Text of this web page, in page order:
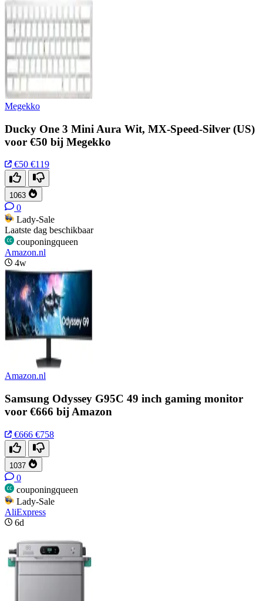
Megekko
Ducky One 3 Mini Aura Wit, MX-Speed-Silver (US)
voor €50 bij Megekko
€50 €119
1063
0
Lady-Sale
Laatste dag beschikbaar
couponingqueen
Amazon.nl
4w
Amazon.nl
Samsung Odyssey G95C 49 inch gaming monitor
voor €666 bij Amazon
€666 €758
1037
0
couponingqueen
Lady-Sale
AliExpress
6d